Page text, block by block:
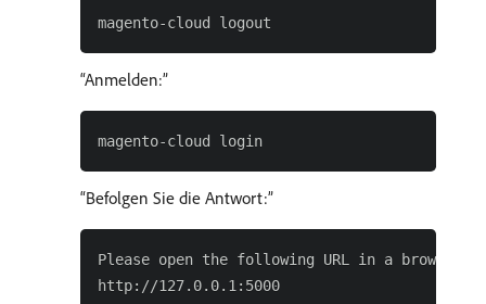
Anmelden:
Befolgen Sie die Antwort:
Please open the following URL in a browser
http://127.0.0.1:5000